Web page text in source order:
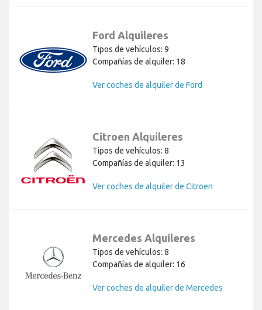
Ford Alquileres
Tipos de vehículos: 9
Compañías de alquiler: 18
Ver coches de alquiler de Ford
Citroen Alquileres
Tipos de vehículos: 8
Compañías de alquiler: 13
Ver coches de alquiler de Citroen
Mercedes Alquileres
Tipos de vehículos: 8
Compañías de alquiler: 16
Ver coches de alquiler de Mercedes